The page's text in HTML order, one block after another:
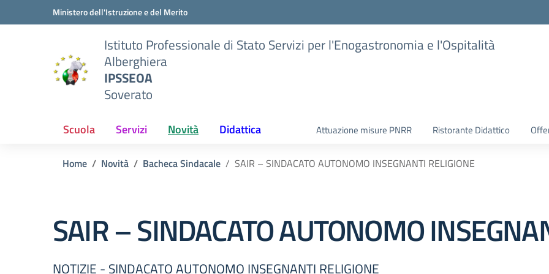
Vai ai contenuti
Vai al menu di navigazioneMinistero dell'Istruzione e del Merito
Istituto Professionale di Stato Servizi per l'Enogastronomia e l'Ospitalità
Alberghiera
IPSSEOA
Soverato
Scuola Servizi Novità Didattica Attuazione misure PNRR Ristorante Didattico
Home Novità Bacheca Sindacale SAIR – SINDACATO AUTONOMO INSEGNANTI RELIGIONE
SAIR – SINDACATO AUTONOMO
NOTIZIE - SINDACATO AUTONOMO INSEGNANTI RELIGIONE